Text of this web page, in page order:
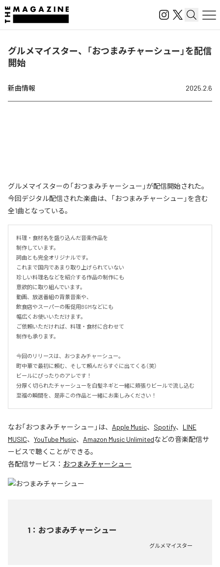
グルメマイスター、「おつまみチャーシュー」を配信
開始
新曲情報 2025.2.6
グルメマイスターの「おつまみチャーシュー」が配信開始された。
今回デジタル配信された楽曲は、「おつまみチャーシュー」を含む
全1曲となっている。
料理・食材名を盛り込んだ音楽作品を
制作しています。
詞曲とも完全オリジナルです。
これまで国内であまり取り上げられていない
珍しい料理名などを紹介する作品の制作にも
意欲的に取り組んでいます。
動画、放送番組の背景音楽や、
飲食店やスーパーの販促用BGMなどにも
幅広くお使いいただけます。
ご依頼いただければ、料理・食材に合わせて
制作も承ります。
今回のリリースは、おつまみチャーシュー。
町中華で最初に頼む、そして頼んだらすぐに出てくる（笑）
ビールにぴったりのアレです！
分厚く切られたチャーシューを白髪ネギと一緒に頬張りビールで流し込む
至福の瞬間を、是非この作品と一緒にお楽しみください！
なお「おつまみチャーシュー 」は、 Apple Music、 Spotify、 LINE
MUSIC、 YouTube Music、 Amazon Music Unlimitedなどの音楽配信サ
ービスで聴くことができる。
各配信サービス： おつまみチャーシュー
1 ： おつまみチャーシュー
グルメマイスター